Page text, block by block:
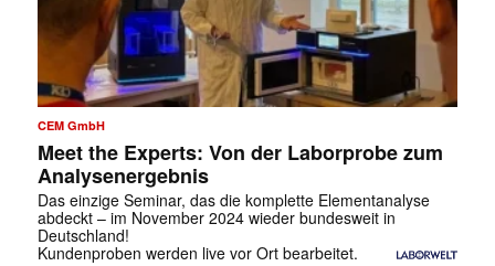
CEM GmbH
Meet the Experts: Von der Laborprobe zum
Analysenergebnis
Das einzige Seminar, das die komplette Elementanalyse
abdeckt – im November 2024 wieder bundesweit in
Deutschland!
Kundenproben werden live vor Ort bearbeitet.